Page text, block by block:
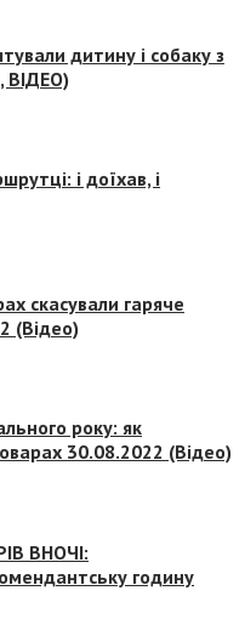
дитину і собаку з
ВІДЕО)
і доїхав, і
скасували гаряче
(Відео)
року: як
30.08.2022 (Відео)
ВНОЧІ:
годину